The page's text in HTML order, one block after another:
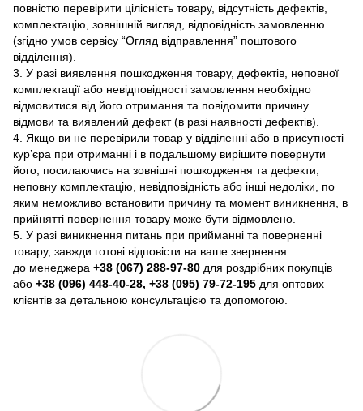
повністю перевірити цілісність товару, відсутність дефектів,
комплектацію, зовнішній вигляд, відповідність замовленню
(згідно умов сервісу “Огляд відправлення” поштового
відділення).
3. У разі виявлення пошкодження товару, дефектів, неповної
комплектації або невідповідності замовлення необхідно
відмовитися від його отримання та повідомити причину
відмови та виявлений дефект (в разі наявності дефектів).
4. Якщо ви не перевірили товар у відділенні або в присутності
кур’єра при отриманні і в подальшому вирішите повернути
його, посилаючись на зовнішні пошкодження та дефекти,
неповну комплектацію, невідповідність або інші недоліки, по
яким неможливо встановити причину та момент виникнення, в
прийнятті повернення товару може бути відмовлено.
5. У разі виникнення питань при прийманні та поверненні
товару, завжди готові відповісти на ваше звернення
до менеджера +38 (067) 288-97-80 для роздрібних покупців
або +38 (096) 448-40-28, +38 (095) 79-72-195 для оптових
клієнтів за детальною консультацією та допомогою.